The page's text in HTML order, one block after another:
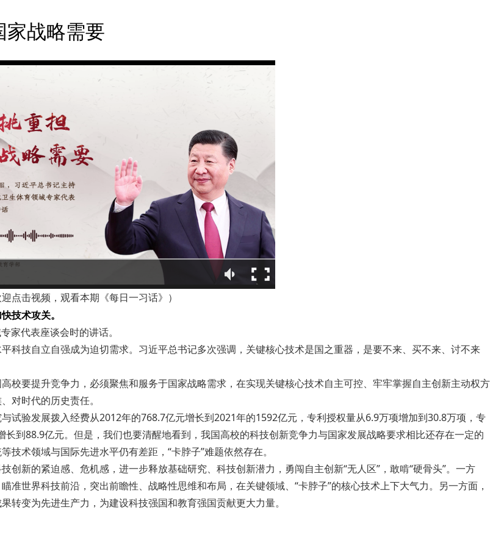
家战略需要
迎点击视频，观看本期《每日一习话》）
技术攻关。
家代表座谈会时的讲话。
科技自立自强成为迫切需求。习近平总书记多次强调，关键核心技术是国之重器，是要不来、买不来、讨不来
校要提升竞争力，必须聚焦和服务于国家战略需求，在实现关键核心技术自主可控、牢牢掌握自主创新主动权方
对时代的历史责任。
试验发展拨入经费从2012年的768.7亿元增长到2021年的1592亿元，专利授权量从6.9万项增加到30.8万项，专
到88.9亿元。但是，我们也要清醒地看到，我国高校的科技创新竞争力与国家发展战略要求相比还存在一定的
术领域与国际先进水平仍有差距，“卡脖子”难题依然存在。
新的紧迫感、危机感，进一步释放基础研究、科技创新潜力，勇闯自主创新“无人区”，敢啃“硬骨头”。一方
世界科技前沿，突出前瞻性、战略性思维和布局，在关键领域、“卡脖子”的核心技术上下大气力。另一方面，
变为先进生产力，为建设科技强国和教育强国贡献更大力量。